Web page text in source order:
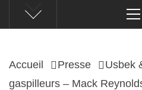
Accueil Presse Usbek
gaspilleurs – Mack